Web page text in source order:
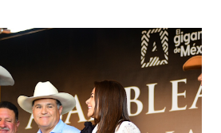
capital. Leo Montañez
se usarán cerca de 90 mil
para dar inicio en la calle
y la calle 22 de Octubre, con